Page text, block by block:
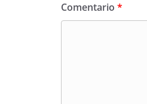
Comentario *